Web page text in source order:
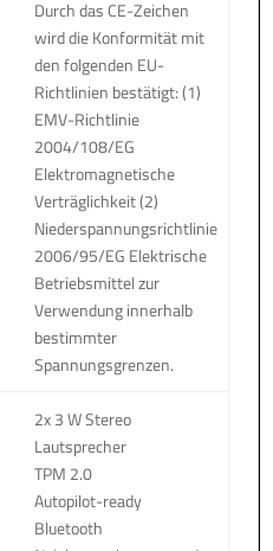
Durch das CE-Zeichen
wird die Konformität mit
den folgenden EU-
Richtlinien bestätigt: (1)
EMV-Richtlinie
2004/108/EG
Elektromagnetische
Verträglichkeit (2)
Niederspannungsrichtlinie
2006/95/EG Elektrische
Betriebsmittel zur
Verwendung innerhalb
bestimmter
Spannungsgrenzen.
2x 3 W Stereo
Lautsprecher
TPM 2.0
Autopilot-ready
Bluetooth